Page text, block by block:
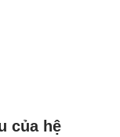
của hệ